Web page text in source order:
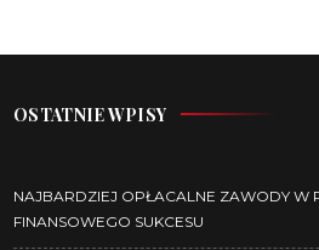
OSTATNIE WPISY
NAJBARDZIEJ OPŁACALNE ZAWODY W
FINANSOWEGO SUKCESU